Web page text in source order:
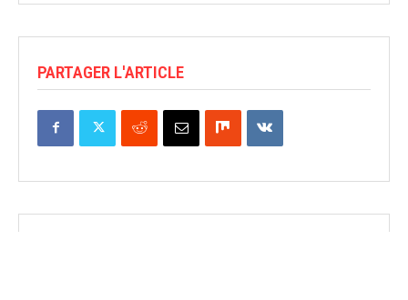
PARTAGER L'ARTICLE